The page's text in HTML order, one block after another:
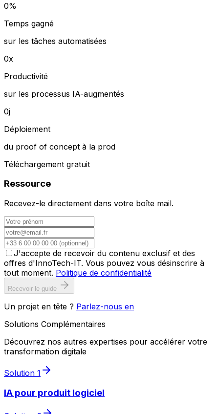
0%
Temps gagné
sur les tâches automatisées
0x
Productivité
sur les processus IA-augmentés
0j
Déploiement
du proof of concept à la prod
Téléchargement gratuit
Ressource
Recevez-le directement dans votre boîte mail.
J'accepte de recevoir du contenu exclusif et des
offres d'InnoTech-IT. Vous pouvez vous désinscrire à
tout moment. Politique de confidentialité
Recevoir le guide
Un projet en tête ? Parlez-nous en
Solutions Complémentaires
Découvrez nos autres expertises pour accélérer votre
transformation digitale
Solution 1
IA pour produit logiciel